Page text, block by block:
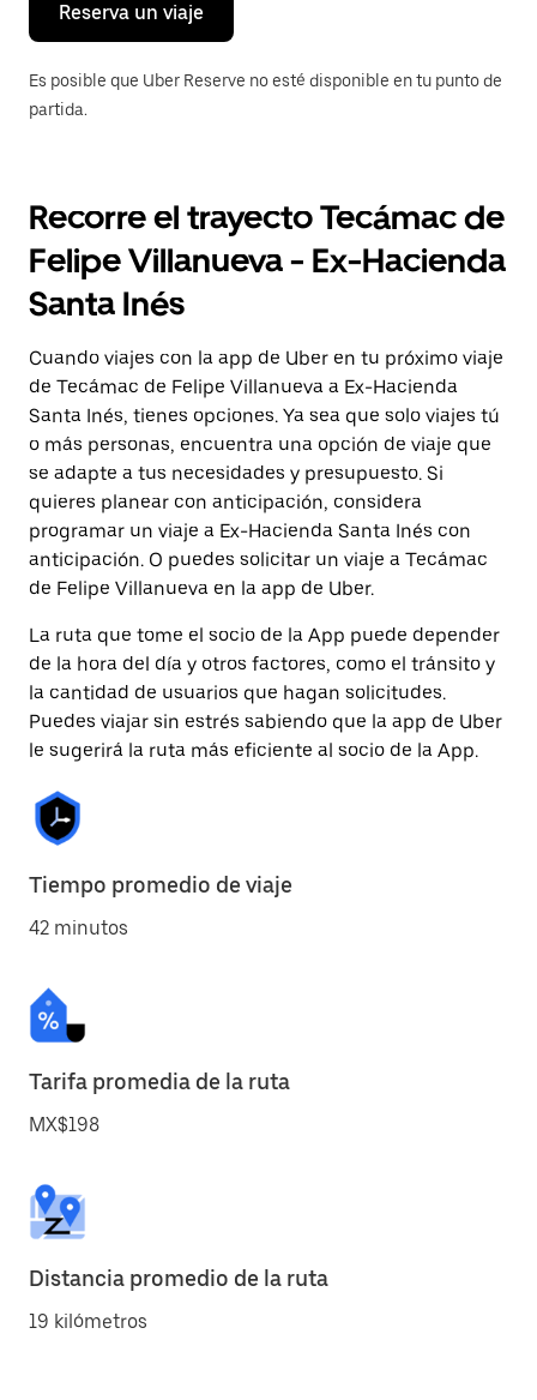
Reserva un viaje
Es posible que Uber Reserve no esté disponible en tu punto de
partida.
Recorre el trayecto Tecámac de
Felipe Villanueva - Ex-Hacienda
Santa Inés
Cuando viajes con la app de Uber en tu próximo viaje
de Tecámac de Felipe Villanueva a Ex-Hacienda
Santa Inés, tienes opciones. Ya sea que solo viajes tú
o más personas, encuentra una opción de viaje que
se adapte a tus necesidades y presupuesto. Si
quieres planear con anticipación, considera
programar un viaje a Ex-Hacienda Santa Inés con
anticipación. O puedes solicitar un viaje a Tecámac
de Felipe Villanueva en la app de Uber.
La ruta que tome el socio de la App puede depender
de la hora del día y otros factores, como el tránsito y
la cantidad de usuarios que hagan solicitudes.
Puedes viajar sin estrés sabiendo que la app de Uber
le sugerirá la ruta más eficiente al socio de la App.
Tiempo promedio de viaje
42 minutos
Tarifa promedia de la ruta
MX$198
Distancia promedio de la ruta
19 kilómetros